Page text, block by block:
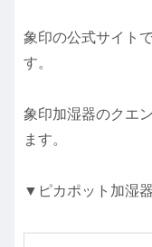
象印の公式サイトで
す。
象印加湿器のクエ
ます。
▼ピカポット加湿